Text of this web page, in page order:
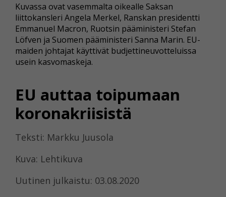
EU auttaa toipumaan
koronakriisistä
Teksti: Markku Juusola
Kuva: Lehtikuva
Uutinen julkaistu: 03.08.2020
Kuvassa ovat vasemmalta oikealle Saksan
liittokansleri Angela Merkel, Ranskan presidentti
Emmanuel Macron, Ruotsin pääministeri Stefan
Löfven ja Suomen pääministeri Sanna Marin. EU-
maiden johtajat käyttivät budjettineuvotteluissa
usein kasvomaskeja.